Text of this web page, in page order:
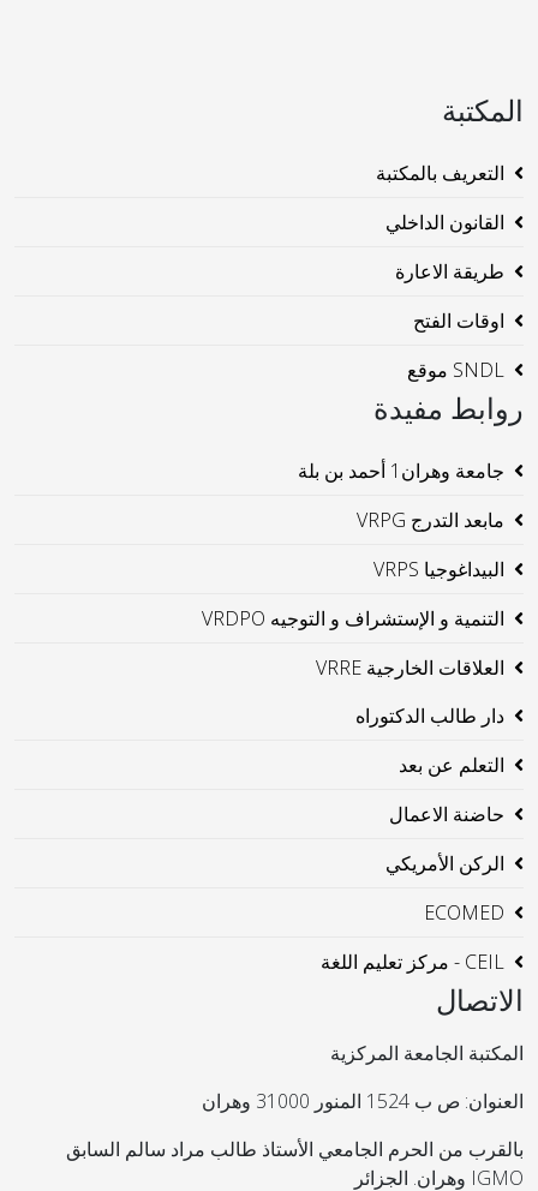
المكتبة
التعريف بالمكتبة
القانون الداخلي
طريقة الاعارة
اوقات الفتح
SNDL موقع
روابط مفيدة
جامعة وهران1 أحمد بن بلة
مابعد التدرج VRPG
البيداغوجيا VRPS
التنمية و الإستشراف و التوجيه VRDPO
العلاقات الخارجية VRRE
دار طالب الدكتوراه
التعلم عن بعد
حاضنة الاعمال
الركن الأمريكي
ECOMED
CEIL - مركز تعليم اللغة
الاتصال
المكتبة الجامعة المركزية
العنوان: ص ب 1524 المنور 31000 وهران
بالقرب من الحرم الجامعي الأستاذ طالب مراد سالم السابق
IGMO وهران. الجزائر